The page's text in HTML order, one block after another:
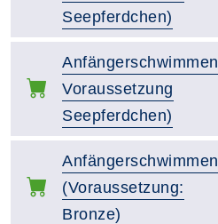
Seepferdchen)
Anfängerschwimmen
Voraussetzung
Seepferdchen)
Anfängerschwimmen
(Voraussetzung:
Bronze)